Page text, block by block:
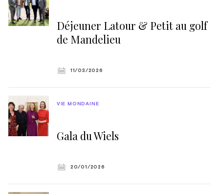
Déjeuner Latour & Petit au golf
de Mandelieu
11/03/2026
Gala du Wiels
VIE MONDAINE
20/01/2026